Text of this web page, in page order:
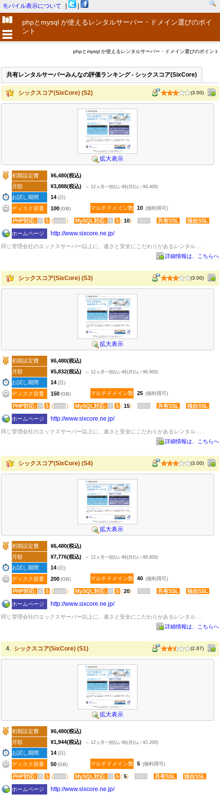
モバイル表示について
phpとmysql が使えるレンタルサーバー・ドメイン選びのポイ
ント
phpとmysql が使えるレンタルサーバー・ドメイン選びのポイント
共有レンタルサーバーみんなの評価ランキング - シックスコア(SixCore)
シックスコア(SixCore) (S2) (3.00)
拡大表示
初期設定費 ¥6,480(税込)
月額
¥3,888(税込) ～ 12ヵ月一括払い時(月払い:¥4,400)
お試し期間 14(日)
ディスク容量 100(GB) マルチドメイン数 10 (個利用可)
PHP対応: 4 /5 ( mod ) MySQL対応: 4 /5 ( 10) SSH 共有SSL 独自SSL
ホームページ http:​/​/www.sixcore.ne.jp​/
同じ管理会社のエックスサーバー以上に、速さと安全にこだわりがあるレンタル ...
詳細情報は、こちらへ
シックスコア(SixCore) (S3) (3.00)
拡大表示
初期設定費 ¥6,480(税込)
月額
¥5,832(税込) ～ 12ヵ月一括払い時(月払い:¥6,600)
お試し期間 14(日)
ディスク容量 150(GB) マルチドメイン数 25 (個利用可)
PHP対応: 4 /5 ( mod ) MySQL対応: 4 /5 ( 15) SSH 共有SSL 独自SSL
ホームページ http:​/​/www.sixcore.ne.jp​/
同じ管理会社のエックスサーバー以上に、速さと安全にこだわりがあるレンタル ...
詳細情報は、こちらへ
シックスコア(SixCore) (S4) (3.00)
拡大表示
初期設定費 ¥6,480(税込)
月額
¥7,776(税込) ～ 12ヵ月一括払い時(月払い:¥8,800)
お試し期間 14(日)
ディスク容量 200(GB) マルチドメイン数 40 (個利用可)
PHP対応: 4 /5 ( mod ) MySQL対応: 4 /5 ( 20) SSH 共有SSL 独自SSL
ホームページ http:​/​/www.sixcore.ne.jp​/
同じ管理会社のエックスサーバー以上に、速さと安全にこだわりがあるレンタル ...
詳細情報は、こちらへ
4. シックスコア(SixCore) (S1) (2.67)
拡大表示
初期設定費 ¥6,480(税込)
月額
¥1,944(税込) ～ 12ヵ月一括払い時(月払い:¥2,200)
お試し期間 14(日)
ディスク容量 50(GB) マルチドメイン数 5 (個利用可)
PHP対応: 4 /5 ( mod ) MySQL対応: 4 /5 ( 5) SSH 共有SSL 独自SSL
ホームページ http:​/​/www.sixcore.ne.jp​/